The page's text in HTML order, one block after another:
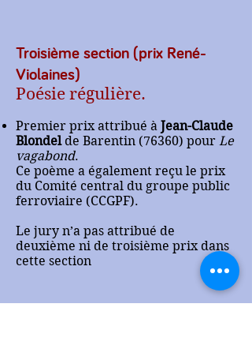
Troisième section (prix René-
Violaines)
Poésie régulière.
Premier prix attribué à Jean-Claude
Blondel de Barentin (76360) pour Le
vagabond.
Ce poème a également reçu le prix
du Comité central du groupe public
ferroviaire (CCGPF).
Le jury n’a pas attribué de
deuxième ni de troisième prix dans
cette section